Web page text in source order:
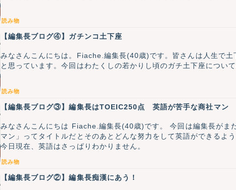
読み物
【編集長ブログ④】ガチンコ土下座
みなさんこんにちは。Fiache.編集長(40歳)です。皆さんは人生で
と思っています。今回はわたくしの若かりし頃のガチ土下座について
読み物
【編集長ブログ③】編集長はTOEIC250点 英語が苦手な商社マン
みなさんこんにちは Fiache.編集長(40歳)です。 今回は編集長がまだまじめに商社で働いてた時代のお話です。 「英語が苦手な商社
マン」ってタイトルだとそのあとどんな努力をして英語ができるよ
今日現在、英語はさっぱりわかりません。
読み物
【編集長ブログ②】編集長痴漢にあう！